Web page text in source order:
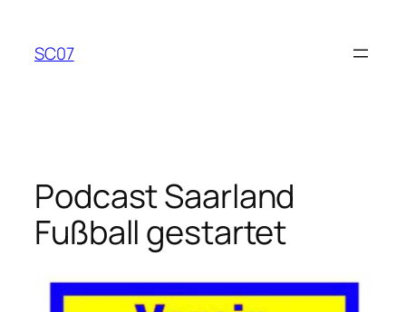
springen
SC07
Podcast Saarland
Fußball gestartet